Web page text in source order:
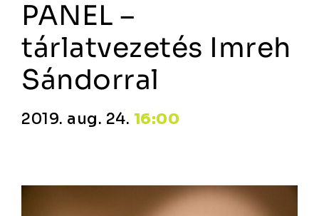
PANEL –
tárlatvezetés Imreh
Sándorral
2019. aug. 24. 16:00